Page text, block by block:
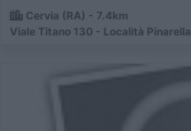
Cervia (RA) - 7.4km
Viale Titano 130 - Località Pinarella